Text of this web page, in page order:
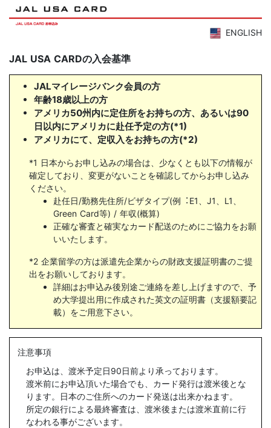
ENGLISH
JAL USA CARDの入会基準
JALマイレージバンク会員の方
年齢18歳以上の方
アメリカ50州内に定住所をお持ちの方、あるいは90
日以内にアメリカに赴任予定の方(*1)
アメリカにて、定収入をお持ちの方(*2)
*1 日本からお申し込みの場合は、少なくとも以下の情報が
確定しており、変更がないことを確認してからお申し込み
ください。
赴任日/勤務先住所/ビザタイプ(例︓E1、J1、L1、
Green Card等) / 年収(概算)
正確な審査と確実なカード配送のためにご協力をお願
いいたします。
*2 企業留学の方は派遣先企業からの財政支援証明書のご提
出をお願いしております。
詳細はお申込み後別途ご連絡を差し上げますので、予
め大学提出用に作成された英文の証明書（支援額要記
載）をご用意下さい。
注意事項
お申込は、渡米予定日90日前より承っております。
渡米前にお申込頂いた場合でも、カード発行は渡米後とな
ります。日本のご住所へのカード発送は出来かねます。
所定の銀行による最終審査は、渡米後または渡米直前に行
なわれる事がございます。